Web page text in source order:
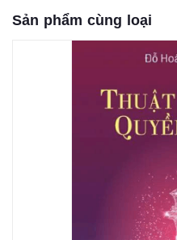
Sản phẩm cùng loại